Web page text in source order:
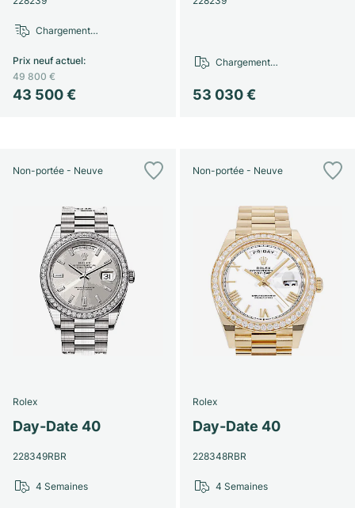
Montres pour femmes
Montres pour femmes
43 500 €
Prix neuf actuel:
49 800 €
Chargement…
53 030 €
Chargement…
Non-portée - Neuve
Rolex
Day-Date 40
228349RBR
4 Semaines
Non-portée - Neuve
Rolex
Day-Date 40
228348RBR
4 Semaines